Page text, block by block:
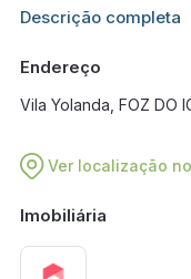
Informações
Descrição completa
Endereço
Vila Yolanda, FOZ DO
Ver localização
Imobiliária